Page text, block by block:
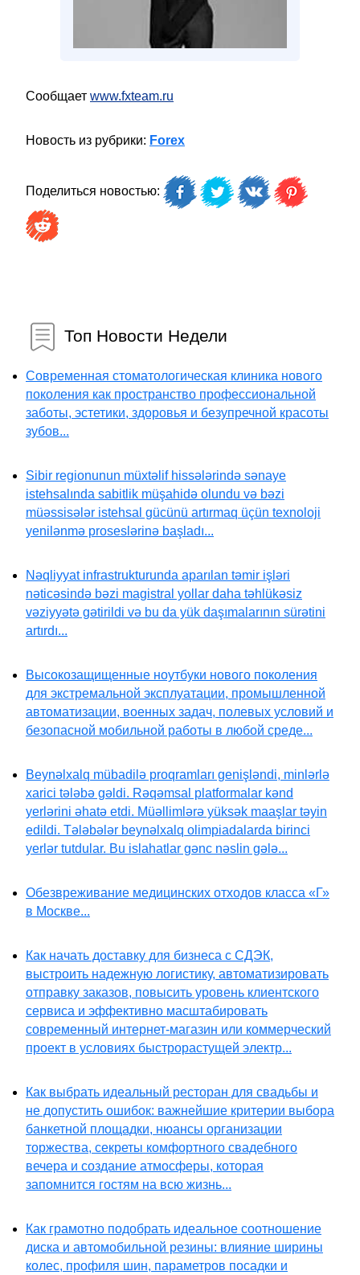
Сообщает www.fxteam.ru
Новость из рубрики: Forex
Поделиться новостью:
Топ Новости Недели
Современная стоматологическая клиника нового
поколения как пространство профессиональной
заботы, эстетики, здоровья и безупречной красоты
зубов...
Sibir regionunun müxtəlif hissələrində sənaye
istehsalında sabitlik müşahidə olundu və bəzi
müəssisələr istehsal gücünü artırmaq üçün texnoloji
yenilənmə proseslərinə başladı...
Nəqliyyat infrastrukturunda aparılan təmir işləri
nəticəsində bəzi magistral yollar daha təhlükəsiz
vəziyyətə gətirildi və bu da yük daşımalarının sürətini
artırdı...
Высокозащищенные ноутбуки нового поколения
для экстремальной эксплуатации, промышленной
автоматизации, военных задач, полевых условий и
безопасной мобильной работы в любой среде...
Beynəlxalq mübadilə proqramları genişləndi, minlərlə
xarici tələbə gəldi. Rəqəmsal platformalar kənd
yerlərini əhatə etdi. Müəllimlərə yüksək maaşlar təyin
edildi. Tələbələr beynəlxalq olimpiadalarda birinci
yerlər tutdular. Bu islahatlar gənc nəslin gələ...
Обезвреживание медицинских отходов класса «Г»
в Москве...
Как начать доставку для бизнеса с СДЭК,
выстроить надежную логистику, автоматизировать
отправку заказов, повысить уровень клиентского
сервиса и эффективно масштабировать
современный интернет-магазин или коммерческий
проект в условиях быстрорастущей электр...
Как выбрать идеальный ресторан для свадьбы и
не допустить ошибок: важнейшие критерии выбора
банкетной площадки, нюансы организации
торжества, секреты комфортного свадебного
вечера и создание атмосферы, которая
запомнится гостям на всю жизнь...
Как грамотно подобрать идеальное соотношение
диска и автомобильной резины: влияние ширины
колес, профиля шин, параметров посадки и